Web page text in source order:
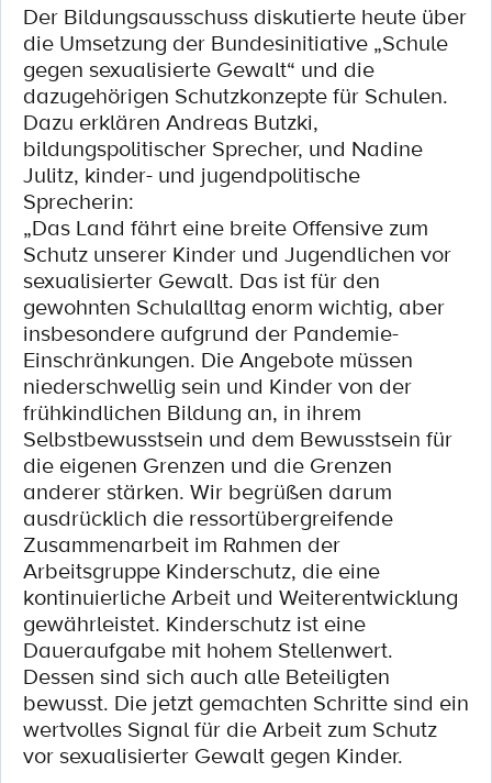
Der Bildungsausschuss diskutierte heute über
die Umsetzung der Bundesinitiative „Schule
gegen sexualisierte Gewalt“ und die
dazugehörigen Schutzkonzepte für Schulen.
Dazu erklären Andreas Butzki,
bildungspolitischer Sprecher, und Nadine
Julitz, kinder- und jugendpolitische
Sprecherin:
„Das Land fährt eine breite Offensive zum
Schutz unserer Kinder und Jugendlichen vor
sexualisierter Gewalt. Das ist für den
gewohnten Schulalltag enorm wichtig, aber
insbesondere aufgrund der Pandemie-
Einschränkungen. Die Angebote müssen
niederschwellig sein und Kinder von der
frühkindlichen Bildung an, in ihrem
Selbstbewusstsein und dem Bewusstsein für
die eigenen Grenzen und die Grenzen
anderer stärken. Wir begrüßen darum
ausdrücklich die ressortübergreifende
Zusammenarbeit im Rahmen der
Arbeitsgruppe Kinderschutz, die eine
kontinuierliche Arbeit und Weiterentwicklung
gewährleistet. Kinderschutz ist eine
Daueraufgabe mit hohem Stellenwert.
Dessen sind sich auch alle Beteiligten
bewusst. Die jetzt gemachten Schritte sind ein
wertvolles Signal für die Arbeit zum Schutz
vor sexualisierter Gewalt gegen Kinder.